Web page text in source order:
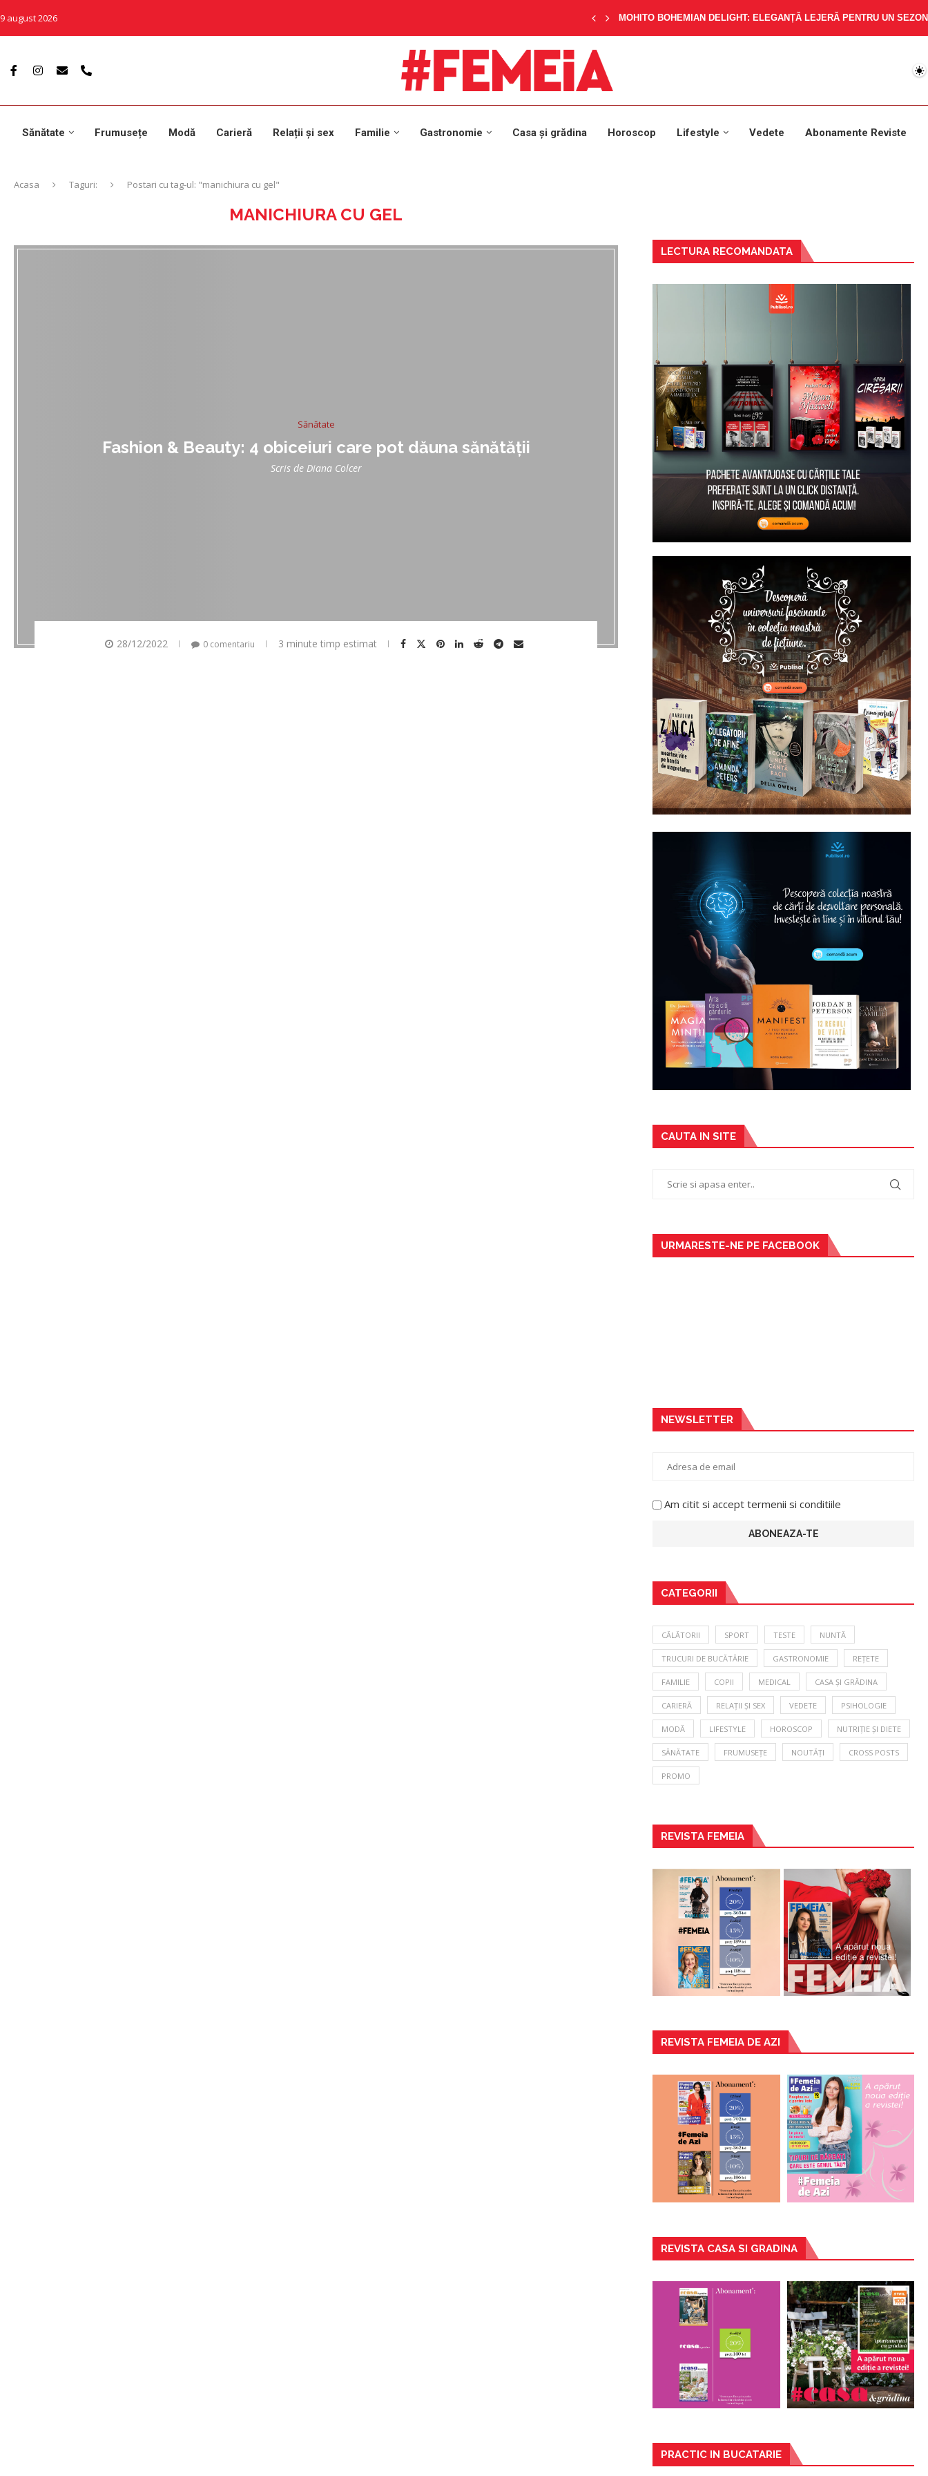
9 august 2026 MOHITO BOHEMIAN DELIGHT: ELEGANȚĂ LEJERĂ PENTRU UN
Sănătate Frumusețe Modă Carieră Relații și sex Familie Gastronomie Casa și grădina Horoscop Lifestyle Vedete Abonamente Reviste
Acasa Taguri: Postari cu tag-ul: "manichiura cu gel"
MANICHIURA CU GEL
Sănătate
Fashion & Beauty: 4 obiceiuri care pot dăuna sănătății
Scris de Diana Colcer
28/12/2022 0 comentariu 3 minute timp estimat
LECTURA RECOMANDATA
CAUTA IN SITE
URMARESTE-NE PE FACEBOOK
NEWSLETTER
Am citit si accept termenii si conditiile
CATEGORII
CĂLĂTORII SPORT TESTE NUNTĂ
TRUCURI DE BUCĂTĂRIE GASTRONOMIE REȚETE
FAMILIE COPII MEDICAL CASA ȘI GRĂDINA
CARIERĂ RELAȚII ȘI SEX VEDETE PSIHOLOGIE
MODĂ LIFESTYLE HOROSCOP NUTRIȚIE ȘI DIETE
SĂNĂTATE FRUMUSEȚE NOUTĂȚI CROSS POSTS
PROMO
REVISTA FEMEIA
REVISTA FEMEIA DE AZI
REVISTA CASA SI GRADINA
PRACTIC IN BUCATARIE